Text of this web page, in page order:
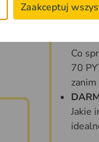
KOD
Co
70
zanim
Jakie
Zaakceptuj